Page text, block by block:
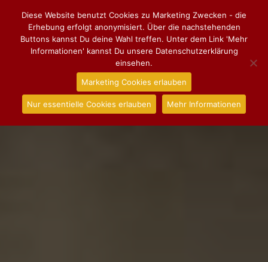
Diese Website benutzt Cookies zu Marketing Zwecken - die
Erhebung erfolgt anonymisiert. Über die nachstehenden
Buttons kannst Du deine Wahl treffen. Unter dem Link 'Mehr
Informationen' kannst Du unsere Datenschutzerklärung
einsehen.
Marketing Cookies erlauben
Nur essentielle Cookies erlauben Mehr Informationen